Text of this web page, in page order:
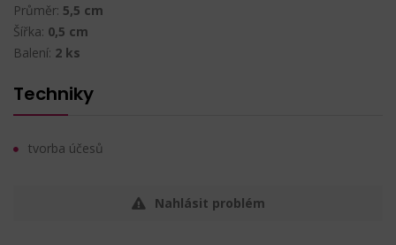
Průměr: 5,5 cm
Šířka: 0,5 cm
Balení: 2 ks
Techniky
tvorba účesů
Nahlásit problém